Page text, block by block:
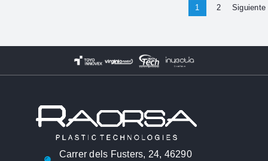
1 2 Siguiente
Carrer dels Fusters, 24, 46290